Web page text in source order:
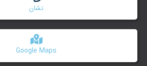
Google Maps
نشان